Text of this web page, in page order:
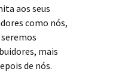
aos seus
como nós,
mais
de nós.